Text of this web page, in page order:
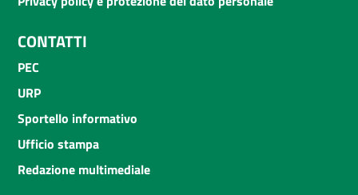
CONTATTI
PEC
URP
Sportello informativo
Ufficio stampa
Redazione multimediale